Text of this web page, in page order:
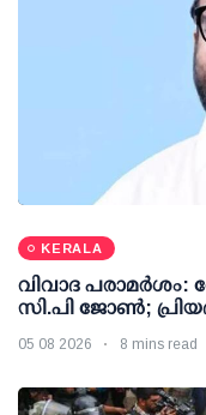
KERALA
വിവാദ പരാമര്‍ശം:
സി.പി ജോണ്‍;
05 08 2026 8 mins read